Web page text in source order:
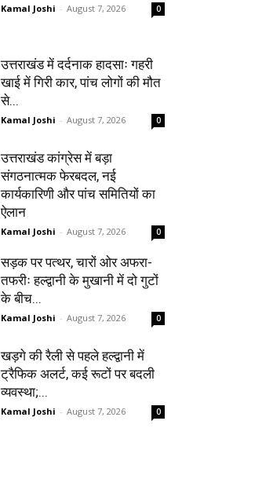
Kamal Joshi - August 7, 2026 0
उत्तराखंड में दर्दनाक हादसाः गहरी
खाई में गिरी कार, पांच लोगों की मौत
से...
Kamal Joshi - August 7, 2026 0
उत्तराखंड कांग्रेस में बड़ा
संगठनात्मक फेरबदल, नई
कार्यकारिणी और पांच समितियों का
ऐलान
Kamal Joshi - August 7, 2026 0
सड़क पर पत्थर, चारों ओर अफरा-
तफरीः हल्द्वानी के मुखानी में दो गुटों
के बीच...
Kamal Joshi - August 7, 2026 0
खड़गे की रैली से पहले हल्द्वानी में
ट्रैफिक अलर्ट, कई रूटों पर बदली
व्यवस्था;...
Kamal Joshi - August 7, 2026 0